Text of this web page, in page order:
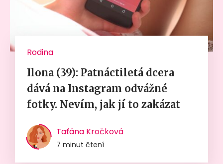
Rodina
Ilona (39): Patnáctiletá dcera
dává na Instagram odvážné
fotky. Nevím, jak jí to zakázat
Taťána Kročková
7 minut čtení